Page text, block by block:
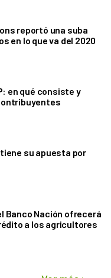
reportó una suba
en lo que va del 2020
en qué consiste y
su apuesta por
Banco Nación ofrecerá
a los agricultores